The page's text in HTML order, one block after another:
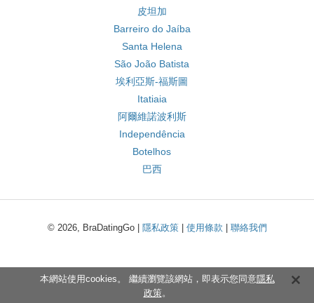
皮坦加
Barreiro do Jaíba
Santa Helena
São João Batista
埃利亞斯-福斯圖
Itatiaia
阿爾維諾波利斯
Independência
Botelhos
巴西
© 2026, BraDatingGo | 隱私政策| 使用條款 聯絡我們
本網站使用cookies。 繼續瀏覽該網站，即表示您同意隱私
政策。